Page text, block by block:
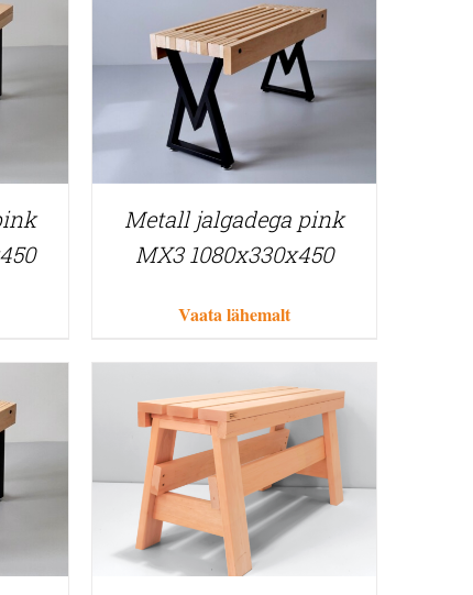
Metall jalgadega pink
MX3 1080x330x450
Vaata lähemalt